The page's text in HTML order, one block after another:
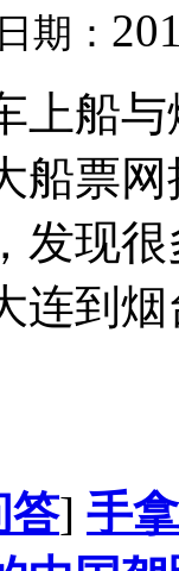
日期：
上船
船票
发现
连到
答] 手